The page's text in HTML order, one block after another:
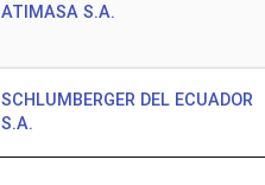
ATIMASA S.A.
SCHLUMBERGER DEL ECUADOR
S.A.